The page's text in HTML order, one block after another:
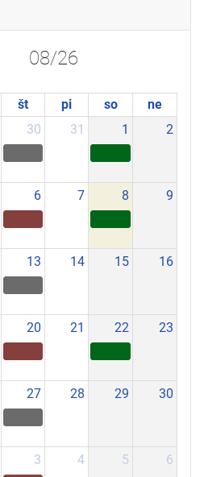
08/26
št pi so
ne
30 31 1 2
6 7 8 9
13 14 15 16
20 21 22 23
27 28 29 30
3 4 5 6